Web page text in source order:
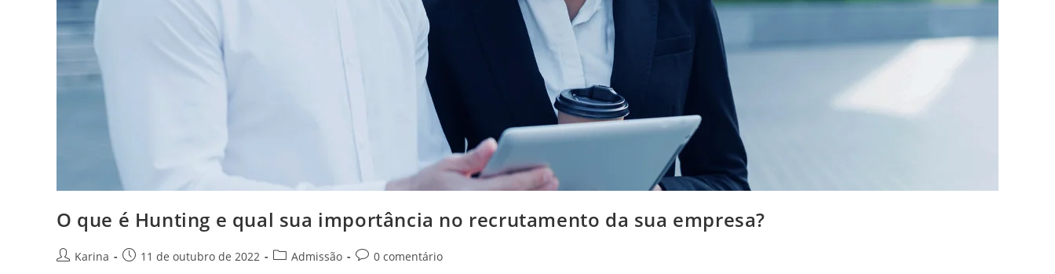
O que é Hunting e qual sua importância no recrutamento da sua empresa?
Karina 11 de outubro de 2022 Admissão 0 comentário